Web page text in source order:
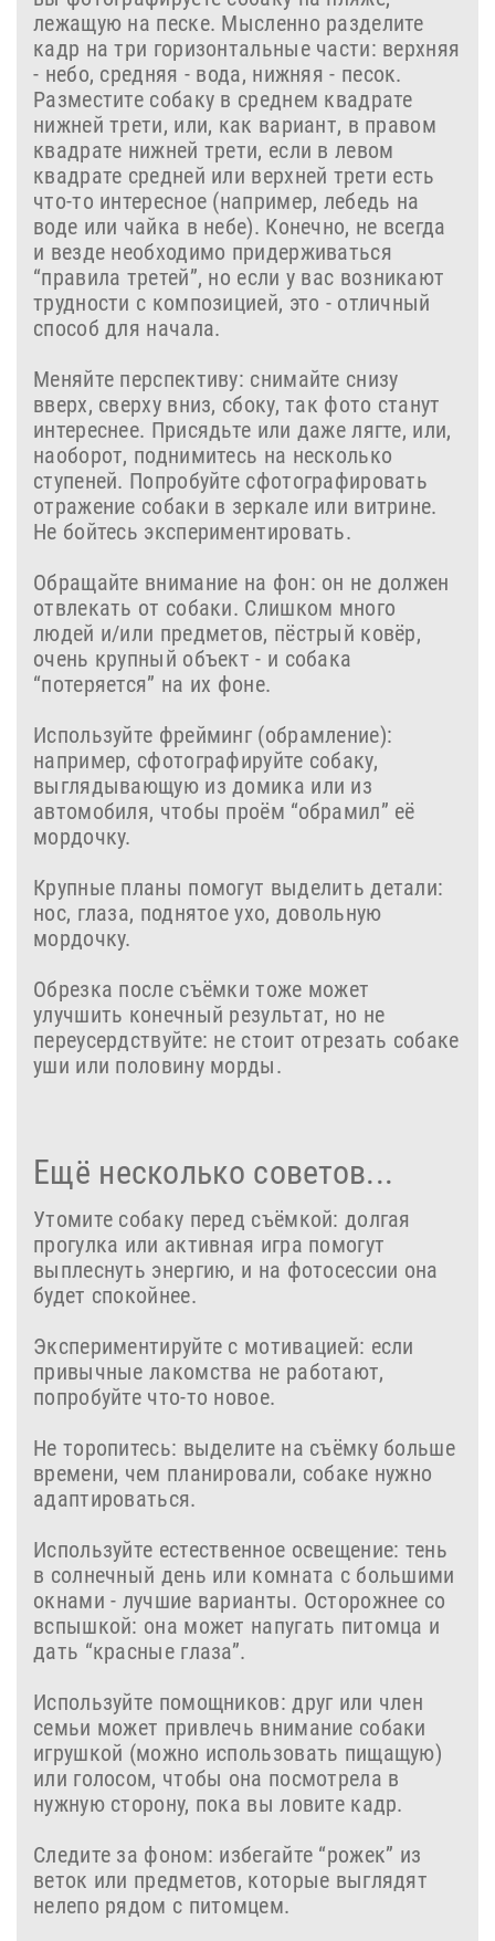
лежащую на песке. Мысленно разделите
кадр на три горизонтальные части: верхняя
- небо, средняя - вода, нижняя - песок.
Разместите собаку в среднем квадрате
нижней трети, или, как вариант, в правом
квадрате нижней трети, если в левом
квадрате средней или верхней трети есть
что-то интересное (например, лебедь на
воде или чайка в небе). Конечно, не всегда
и везде необходимо придерживаться
“правила третей”, но если у вас возникают
трудности с композицией, это - отличный
способ для начала.
Меняйте перспективу: снимайте снизу
вверх, сверху вниз, сбоку, так фото станут
интереснее. Присядьте или даже лягте, или,
наоборот, поднимитесь на несколько
ступеней. Попробуйте сфотографировать
отражение собаки в зеркале или витрине.
Не бойтесь экспериментировать.
Обращайте внимание на фон: он не должен
отвлекать от собаки. Слишком много
людей и/или предметов, пёстрый ковёр,
очень крупный объект - и собака
“потеряется” на их фоне.
Используйте фрейминг (обрамление):
например, сфотографируйте собаку,
выглядывающую из домика или из
автомобиля, чтобы проём “обрамил” её
мордочку.
Крупные планы помогут выделить детали:
нос, глаза, поднятое ухо, довольную
мордочку.
Обрезка после съёмки тоже может
улучшить конечный результат, но не
переусердствуйте: не стоит отрезать собаке
уши или половину морды.
Ещё несколько советов...
Утомите собаку перед съёмкой: долгая
прогулка или активная игра помогут
выплеснуть энергию, и на фотосессии она
будет спокойнее.
Экспериментируйте с мотивацией: если
привычные лакомства не работают,
попробуйте что‑то новое.
Не торопитесь: выделите на съёмку больше
времени, чем планировали, собаке нужно
адаптироваться.
Используйте естественное освещение: тень
в солнечный день или комната с большими
окнами - лучшие варианты. Осторожнее со
вспышкой: она может напугать питомца и
дать “красные глаза”.
Используйте помощников: друг или член
семьи может привлечь внимание собаки
игрушкой (можно использовать пищащую)
или голосом, чтобы она посмотрела в
нужную сторону, пока вы ловите кадр.
Следите за фоном: избегайте “рожек” из
веток или предметов, которые выглядят
нелепо рядом с питомцем.